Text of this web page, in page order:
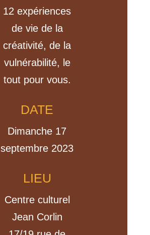
12 expériences
de vie de la
créativité, de la
vulnérabilité, le
tout pour vous.
DATE
Dimanche 17
septembre 2023
LIEU
Centre culturel
Jean Corlin